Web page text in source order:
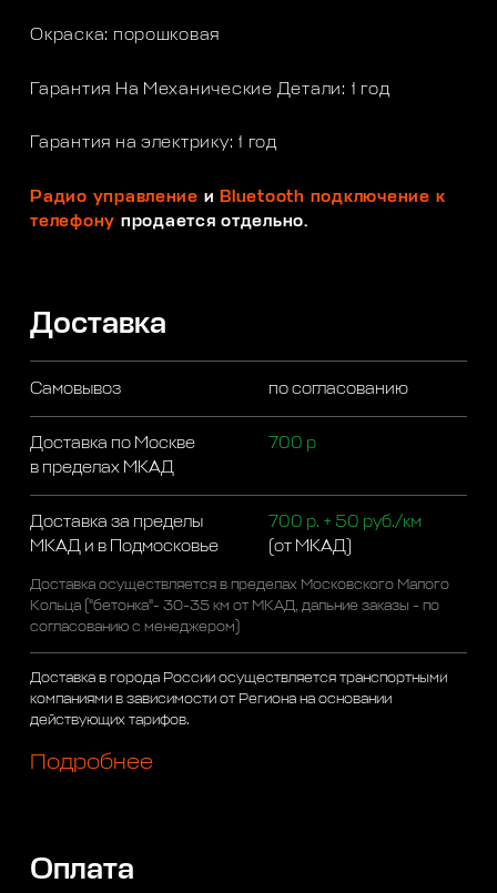
Окраска: порошковая
Гарантия На Механические Детали: 1 год
Гарантия на электрику: 1 год
Радио управление и Bluetooth подключение к
телефону продается отдельно.
Доставка
Самовывоз по согласованию
Доставка по Москве
в пределах МКАД
700 р
Доставка за пределы
МКАД и в Подмосковье
700 р. + 50 руб./км
(от МКАД)
Доставка осуществляется в пределах Московского Малого
Кольца ("бетонка"- 30-35 км от МКАД, дальние заказы - по
согласованию с менеджером)
Доставка в города России осуществляется транспортными
компаниями в зависимости от Региона на основании
действующих тарифов.
Подробнее
Оплата